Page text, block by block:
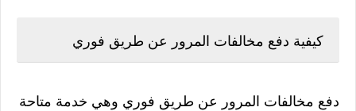
كيفية دفع مخالفات المرور عن طريق فوري
دفع مخالفات المرور عن طريق فوري وهي خدمة متاحة